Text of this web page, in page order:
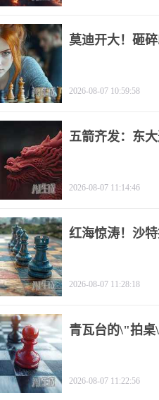
莫迪开大！砸
2026-08-07 10:59:58
五箭齐发：东
2026-08-07 11:14:46
红海惊涛！沙
2026-08-07 11:28:18
青瓦台的\"拍桌
2026-08-07 11:22:56